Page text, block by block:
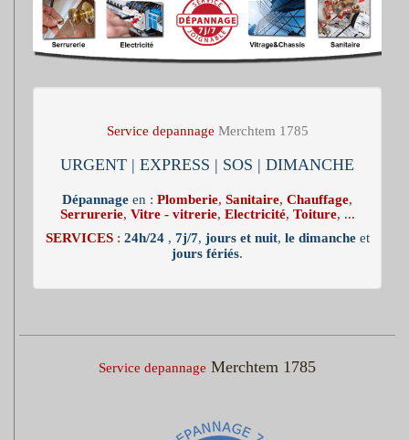
Service depannage Merchtem 1785
URGENT | EXPRESS | SOS | DIMANCHE
Dépannage en : Plomberie, Sanitaire, Chauffage,
Serrurerie, Vitre - vitrerie, Electricité, Toiture, ...
SERVICES: 24h/24, 7j/7, jours et nuit, le dimancheet
jours fériés.
Service depannage Merchtem 1785